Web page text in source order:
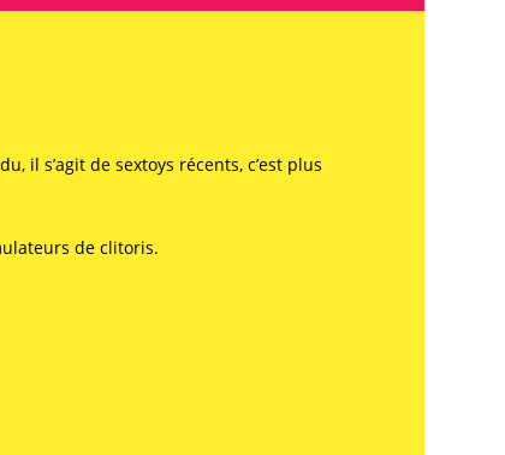
il s’agit de sextoys récents, c’est plus
de clitoris.